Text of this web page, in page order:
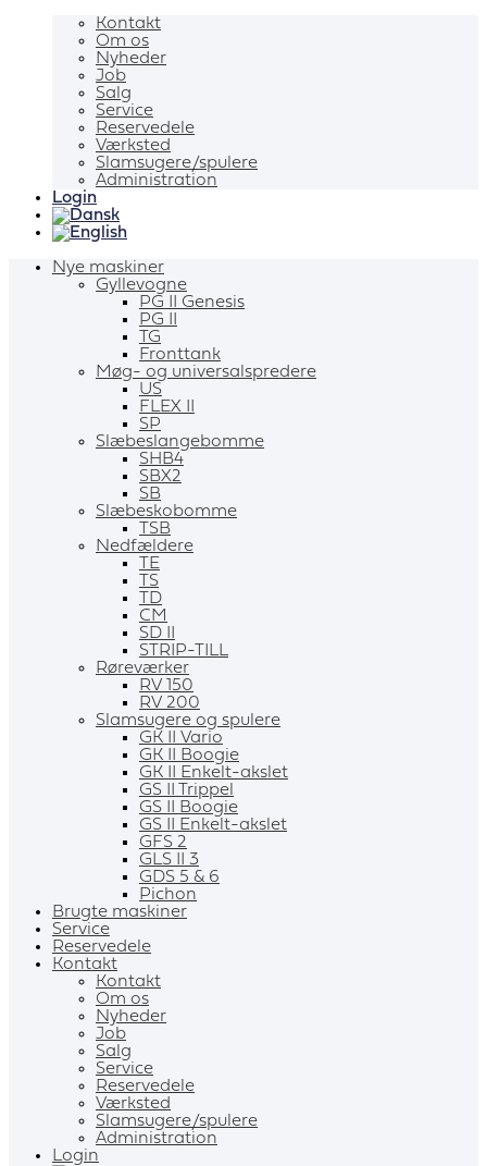
Kontakt
Om os
Nyheder
Job
Salg
Service
Reservedele
Værksted
Slamsugere/spulere
Administration
Login
Nye maskiner
Gyllevogne
PG II Genesis
PG II
TG
Fronttank
Møg- og universalspredere
US
FLEX II
SP
Slæbeslangebomme
SHB4
SBX2
SB
Slæbeskobomme
TSB
Nedfældere
TE
TS
TD
CM
SD II
STRIP-TILL
Røreværker
RV 150
RV 200
Slamsugere og spulere
GK II Vario
GK II Boogie
GK II Enkelt-akslet
GS II Trippel
GS II Boogie
GS II Enkelt-akslet
GFS 2
GLS II 3
GDS 5 & 6
Pichon
Brugte maskiner
Service
Reservedele
Kontakt
Kontakt
Om os
Nyheder
Job
Salg
Service
Reservedele
Værksted
Slamsugere/spulere
Administration
Login